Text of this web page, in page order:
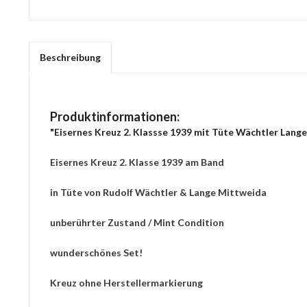
Beschreibung
Produktinformationen:
"Eisernes Kreuz 2. Klassse 1939 mit Tüte Wächtler
Eisernes Kreuz 2. Klasse 1939 am Band
in Tüte von Rudolf Wächtler & Lange Mittweida
unberührter Zustand / Mint Condition
wunderschönes Set!
Kreuz ohne Herstellermarkierung